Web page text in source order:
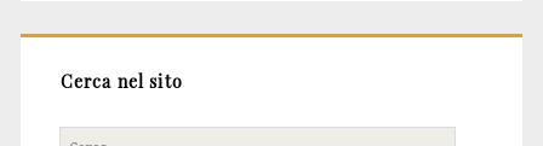
Cerca nel sito